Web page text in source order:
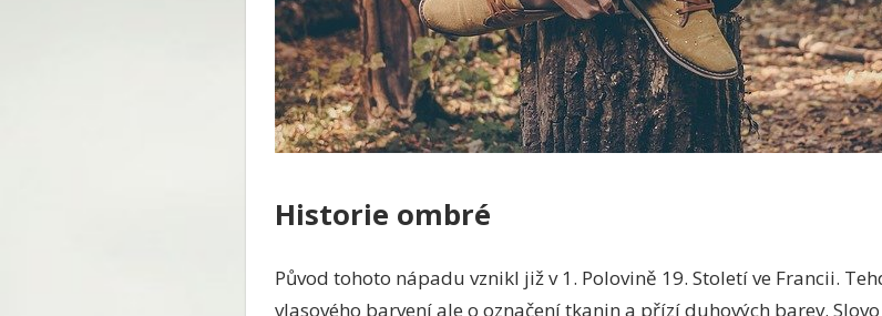
Historie ombré
Původ tohoto nápadu vznikl již v 1. Polovině 19. Století ve Francii.
vlasového barvení ale o označení tkanin a přízí duhových barev.